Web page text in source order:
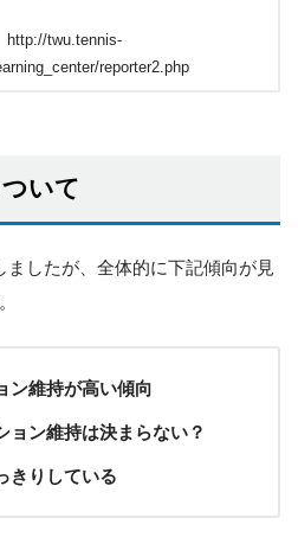
twu.tennis-
reporter2.php
いて
ましたが、全体的に下記傾向が見
ン維持が高い傾向
ョン維持は決まらない？
きりしている